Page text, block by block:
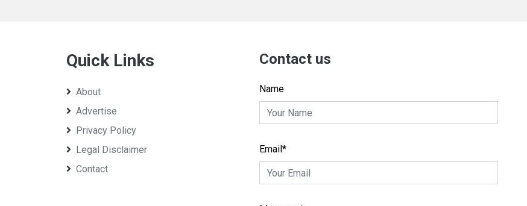
Quick Links
About
Advertise
Privacy Policy
Legal Disclaimer
Contact
Contact us
Name
Email*